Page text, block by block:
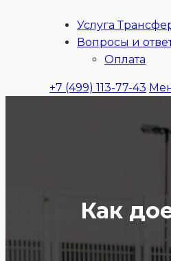
Услуга
Вопросы и
Оплата
+7 (499) 113-77-43
Как